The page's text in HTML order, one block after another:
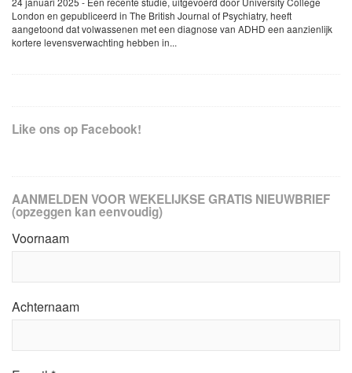
London en gepubliceerd in The British Journal of Psychiatry, heeft
aangetoond dat volwassenen met een diagnose van ADHD een aanzienlijk
kortere levensverwachting hebben in...
Like ons op Facebook!
AANMELDEN VOOR WEKELIJKSE GRATIS NIEUWBRIEF
(opzeggen kan eenvoudig)
Voornaam
Achternaam